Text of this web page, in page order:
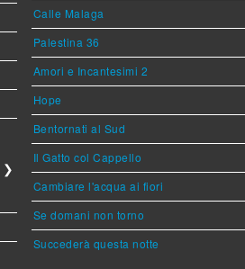
❯
Calle Malaga
Palestina 36
Amori e Incantesimi 2
Hope
Bentornati al Sud
Il Gatto col Cappello
Cambiare l'acqua ai fiori
Se domani non torno
Succederà questa notte